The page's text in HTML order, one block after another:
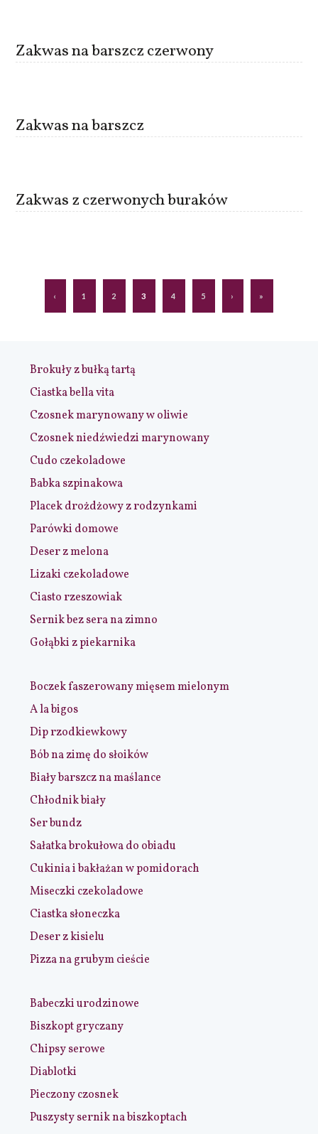
Zakwas na barszcz czerwony
Zakwas na barszcz
Zakwas z czerwonych buraków
‹ 1 2 3 4 5 › »
Brokuły z bułką tartą
Ciastka bella vita
Czosnek marynowany w oliwie
Czosnek niedźwiedzi marynowany
Cudo czekoladowe
Babka szpinakowa
Placek drożdżowy z rodzynkami
Parówki domowe
Deser z melona
Lizaki czekoladowe
Ciasto rzeszowiak
Sernik bez sera na zimno
Gołąbki z piekarnika
Boczek faszerowany mięsem mielonym
A la bigos
Dip rzodkiewkowy
Bób na zimę do słoików
Biały barszcz na maślance
Chłodnik biały
Ser bundz
Sałatka brokułowa do obiadu
Cukinia i bakłażan w pomidorach
Miseczki czekoladowe
Ciastka słoneczka
Deser z kisielu
Pizza na grubym cieście
Babeczki urodzinowe
Biszkopt gryczany
Chipsy serowe
Diablotki
Pieczony czosnek
Puszysty sernik na biszkoptach